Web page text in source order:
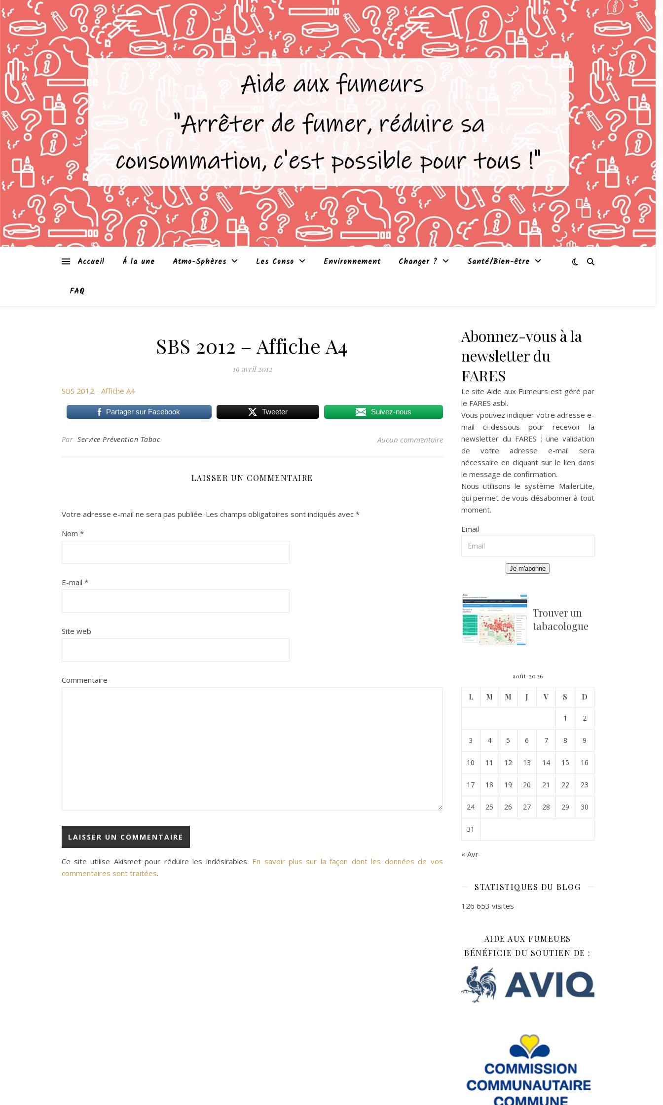
Accueil Á la une Atmo-Sphères Les Conso Environnement Changer ? Santé/Bien-être
FAQ
SBS 2012 – Affiche A4
19 avril 2012
SBS 2012 - Affiche A4
Partager sur Facebook Tweeter Suivez-nous
Par Service Prévention Tabac Aucun commentaire
LAISSER UN COMMENTAIRE
Votre adresse e-mail ne sera pas publiée. Les champs obligatoires sont indiqués avec *
Nom *
E-mail *
Site web
Commentaire
Ce site utilise Akismet pour réduire les indésirables. En savoir plus sur la façon dont les données de vos
commentaires sont traitées.
Abonnez-vous à la
newsletter du
FARES
Le site Aide aux Fumeurs est géré par
le FARES asbl.
Vous pouvez indiquer votre adresse e-
mail ci-dessous pour recevoir la
newsletter du FARES ; une validation
de votre adresse e-mail sera
nécessaire en cliquant sur le lien dans
le message de confirmation.
Nous utilisons le système MailerLite,
qui permet de vous désabonner à tout
moment.
Email
Je m'abonne
Trouver un
tabacologue
août 2026
L M M J V S D
1 2
3 4 5 6 7 8 9
10 11 12 13 14 15 16
17 18 19 20 21 22 23
24 25 26 27 28 29 30
31
« Avr
STATISTIQUES DU BLOG
126 653 visites
AIDE AUX FUMEURS
BÉNÉFICIE DU SOUTIEN DE :